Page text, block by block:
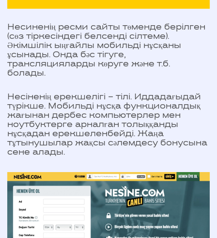
Несиненің ресми сайты төменде берілген
(сөз тіркесіндегі белсенді сілтеме).
Әкімшілік ыңғайлы мобильді нұсқаны
ұсынады. Онда бәс тігуге,
трансляцияларды көруге және т.б.
болады.
Несіненің ерекшелігі – тілі. Иддадағыдай
түрікше. Мобильді нұсқа функционалдық
жағынан дербес компьютерлер мен
ноутбуктерге арналған толыққанды
нұсқадан ерекшеленбейді. Жаңа
тұтынушылар жақсы сәлемдесу бонусына
сене алады.